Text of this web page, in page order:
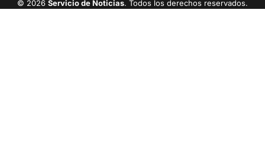
© 2026 Servicio de Noticias. Todos los derechos reservados.